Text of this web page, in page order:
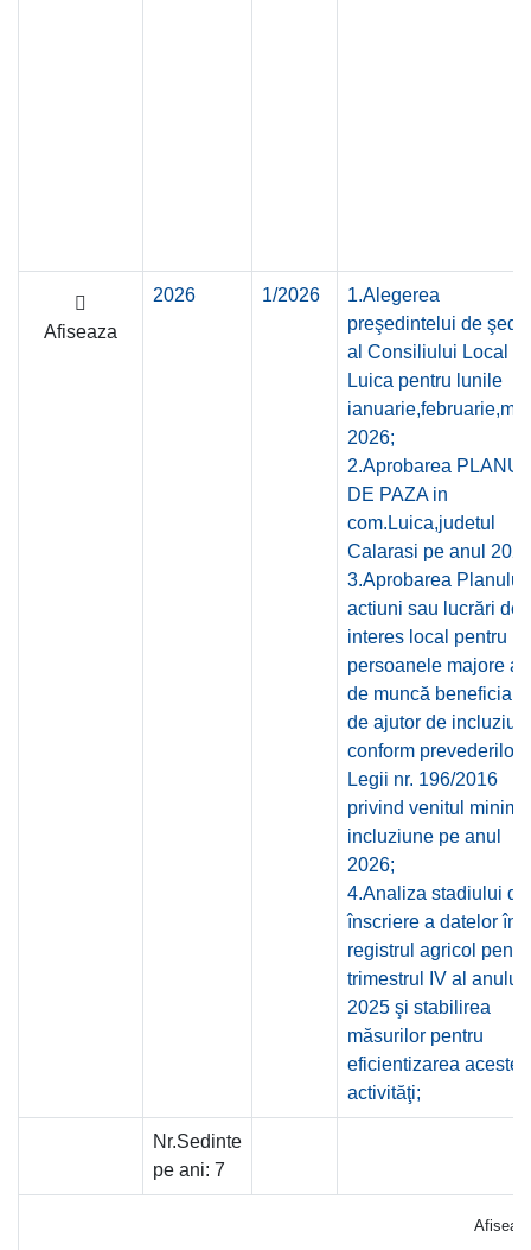
Afiseaza
2026 1/2026
1.Alegerea
preşedintelui de
al Consiliului Local
Luica pentru lunile
2026;
2.Aprobarea
DE PAZA in
com.Luica,judetul
Calarasi pe anul
3.Aprobarea Planului
actiuni sau lucrări de
interes local pentru
persoanele majore
de muncă beneficiare
de ajutor de
conform prevederilor
Legii nr. 196/2016
privind venitul minim
incluziune pe anul
2026;
4.Analiza stadiului de
înscriere a datelor în
registrul agricol
trimestrul IV al anului
2025 şi stabilirea
măsurilor pentru
eficientizarea acestei
activităţi;
Nr.Sedinte
pe ani: 7